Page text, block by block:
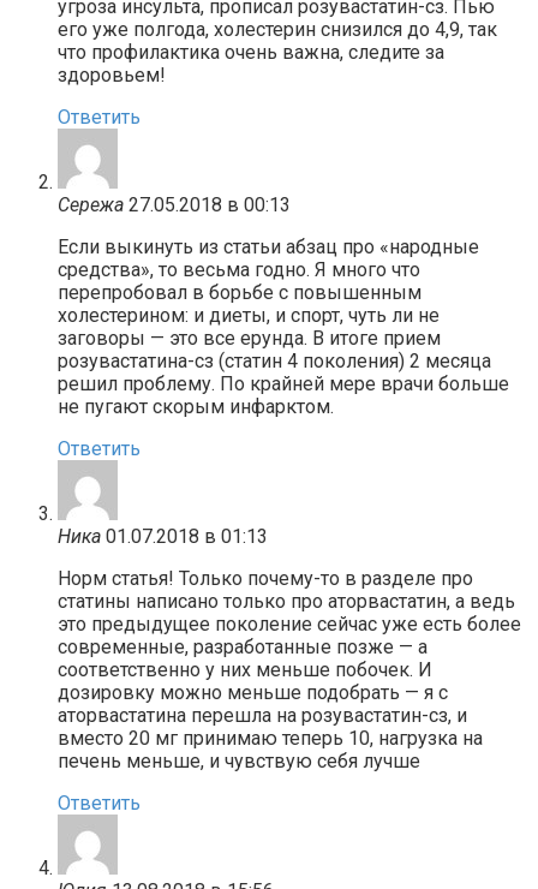
угроза инсульта, прописал розувастатин-сз. Пью
его уже полгода, холестерин снизился до 4,9, так
что профилактика очень важна, следите за
здоровьем!
Ответить
Сережа 27.05.2018 в 00:13
Если выкинуть из статьи абзац про «народные
средства», то весьма годно. Я много что
перепробовал в борьбе с повышенным
холестерином: и диеты, и спорт, чуть ли не
заговоры — это все ерунда. В итоге прием
розувастатина-сз (статин 4 поколения) 2 месяца
решил проблему. По крайней мере врачи больше
не пугают скорым инфарктом.
Ответить
Ника 01.07.2018 в 01:13
Норм статья! Только почему-то в разделе про
статины написано только про аторвастатин, а ведь
это предыдущее поколение сейчас уже есть более
современные, разработанные позже — а
соответственно у них меньше побочек. И
дозировку можно меньше подобрать — я с
аторвастатина перешла на розувастатин-сз, и
вместо 20 мг принимаю теперь 10, нагрузка на
печень меньше, и чувствую себя лучше
Ответить